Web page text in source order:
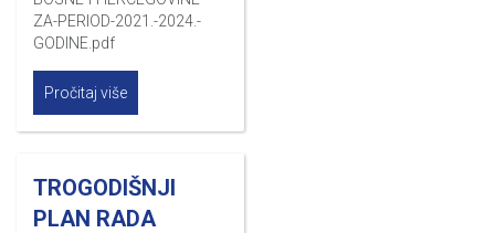
ZA-PERIOD-2021.-2024.-
GODINE.pdf
Pročitaj više
TROGODIŠNJI
PLAN RADA